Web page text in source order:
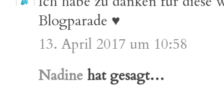
Blogparade ♥
13. April 2017 um 10:58
Nadine hat gesagt…